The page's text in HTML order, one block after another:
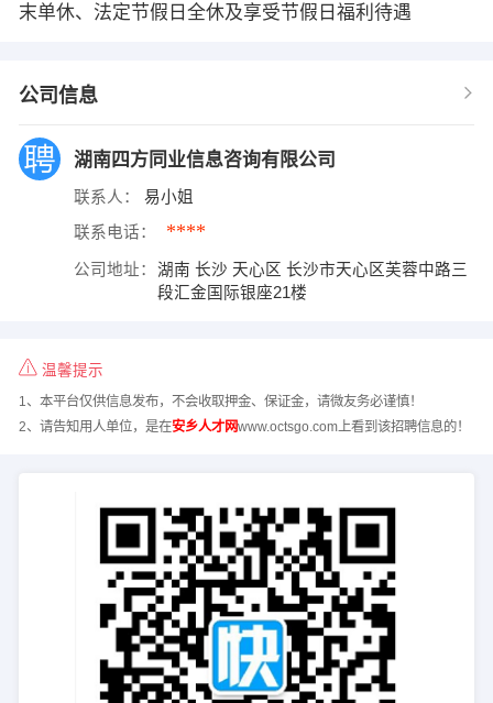
末单休、法定节假日全休及享受节假日福利待遇
公司信息
湖南四方同业信息咨询有限公司
联系人： 易小姐
联系电话： ****
公司地址：
湖南 长沙 天心区 长沙市天心区芙蓉中路三
段汇金国际银座21楼
温馨提示
1、本平台仅供信息发布，不会收取押金、保证金，请微友务必谨慎！
2、请告知用人单位，是在安乡人才网www.octsgo.com上看到该招聘信息的！